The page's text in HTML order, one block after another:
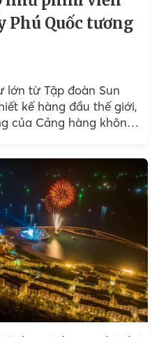
Phú Quốc tương
lớn từ Tập đoàn Sun
kế hàng đầu thế giới,
của Cảng hàng không